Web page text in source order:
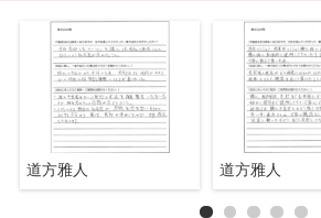
道方雅人 道方雅人